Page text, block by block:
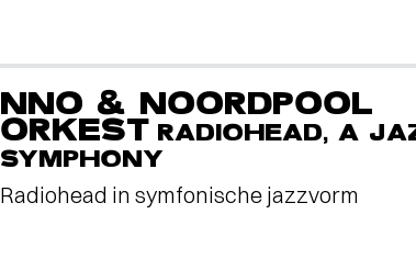
NNO & NOORDPOOL
ORKEST RADIOHEAD, A
SYMPHONY
Radiohead in symfonische jazzvorm